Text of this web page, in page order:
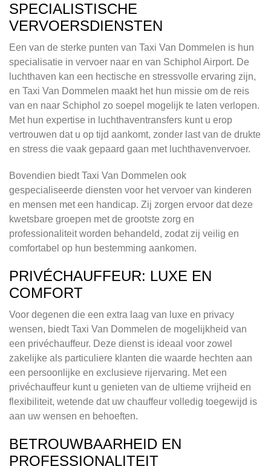
SPECIALISTISCHE
VERVOERSDIENSTEN
Een van de sterke punten van Taxi Van Dommelen is hun
specialisatie in vervoer naar en van Schiphol Airport. De
luchthaven kan een hectische en stressvolle ervaring zijn,
en Taxi Van Dommelen maakt het hun missie om de reis
van en naar Schiphol zo soepel mogelijk te laten verlopen.
Met hun expertise in luchthaventransfers kunt u erop
vertrouwen dat u op tijd aankomt, zonder last van de drukte
en stress die vaak gepaard gaan met luchthavenvervoer.
Bovendien biedt Taxi Van Dommelen ook
gespecialiseerde diensten voor het vervoer van kinderen
en mensen met een handicap. Zij zorgen ervoor dat deze
kwetsbare groepen met de grootste zorg en
professionaliteit worden behandeld, zodat zij veilig en
comfortabel op hun bestemming aankomen.
PRIVÉCHAUFFEUR: LUXE EN
COMFORT
Voor degenen die een extra laag van luxe en privacy
wensen, biedt Taxi Van Dommelen de mogelijkheid van
een privéchauffeur. Deze dienst is ideaal voor zowel
zakelijke als particuliere klanten die waarde hechten aan
een persoonlijke en exclusieve rijervaring. Met een
privéchauffeur kunt u genieten van de ultieme vrijheid en
flexibiliteit, wetende dat uw chauffeur volledig toegewijd is
aan uw wensen en behoeften.
BETROUWBAARHEID EN
PROFESSIONALITEIT